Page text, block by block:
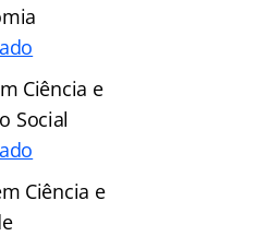
Ciência e
Social
Ciência e